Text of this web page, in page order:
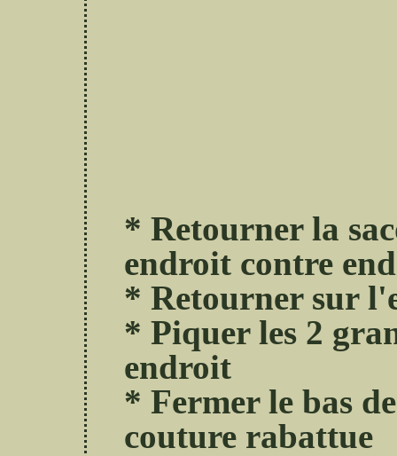
* Retourner la
endroit contre
* Retourner sur
* Piquer les 2
endroit
* Fermer le bas
couture rabattue